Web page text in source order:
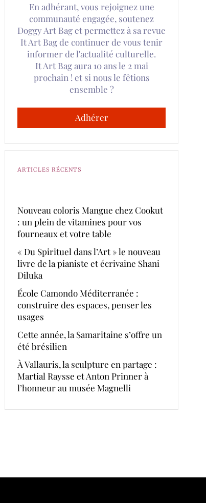
En adhérant, vous rejoignez une
communauté engagée, soutenez
Doggy Art Bag et permettez à sa revue
It Art Bag de continuer de vous tenir
informer de l'actualité culturelle.
It Art Bag aura 10 ans le 2 mai
prochain ! et si nous le fêtions
ensemble ?
Adhérer
ARTICLES RÉCENTS
Nouveau coloris Mangue chez Cookut
: un plein de vitamines pour vos
fourneaux et votre table
« Du Spirituel dans l’Art » le nouveau
livre de la pianiste et écrivaine Shani
Diluka
École Camondo Méditerranée :
construire des espaces, penser les
usages
Cette année, la Samaritaine s’offre un
été brésilien
À Vallauris, la sculpture en partage :
Martial Raysse et Anton Prinner à
l’honneur au musée Magnelli